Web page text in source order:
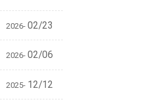
2026- 02/23
2026- 02/06
2025- 12/12